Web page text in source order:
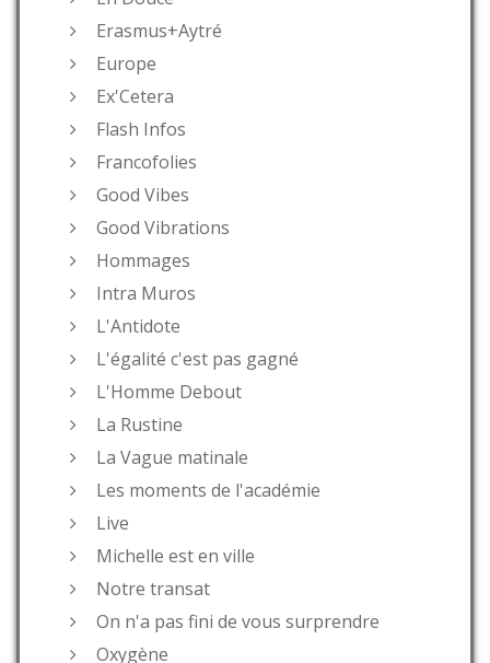
Erasmus+Aytré
Europe
Ex'Cetera
Flash Infos
Francofolies
Good Vibes
Good Vibrations
Hommages
Intra Muros
L'Antidote
L'égalité c'est pas gagné
L'Homme Debout
La Rustine
La Vague matinale
Les moments de l'académie
Live
Michelle est en ville
Notre transat
On n'a pas fini de vous surprendre
Oxygène